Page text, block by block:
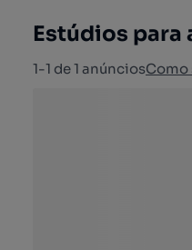
Estúdios para
1-1 de 1 anúnciosComo